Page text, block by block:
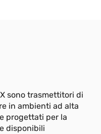
sono trasmettitori di
in ambienti ad alta
progettati per la
disponibili